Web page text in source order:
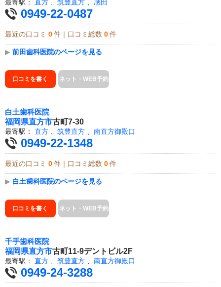
最寄駅： 直方 、 筑豊直方 、 感田
0949-22-0487
最近の口コミ 0 件｜口コミ総数 0 件
▶ 前田歯科医院のページを見る
口コミを書く ネット・WEB予約
白土歯科医院
福岡県直方市古町7-30
最寄駅： 直方 筑豊直方 南直方御殿口
0949-22-1348
最近の口コミ 0 件｜口コミ総数 0 件
▶ 白土歯科医院のページを見る
口コミを書く ネット・WEB予約
千手歯科医院
福岡県直方市古町11-9デントビル2F
最寄駅： 直方 筑豊直方 南直方御殿口
0949-24-3288